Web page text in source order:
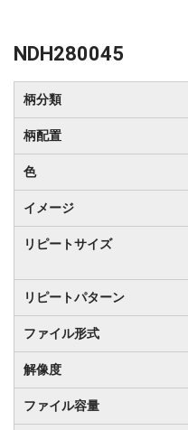
NDH280045
柄分類
柄配置
色
イメージ
リピートサイズ
リピートパターン
ファイル形式
解像度
ファイル容量